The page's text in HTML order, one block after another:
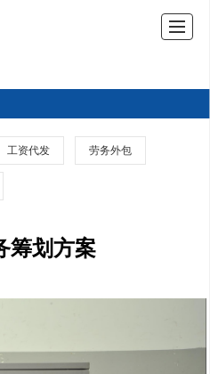
工资代发 劳务外包
筹划方案